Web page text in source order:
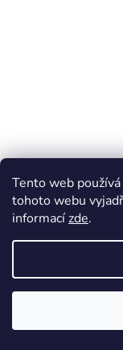
Tento web
tohoto webu
informacízde.